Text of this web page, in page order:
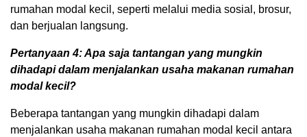
rumahan modal kecil, seperti melalui media sosial, brosur,
dan berjualan langsung.
Pertanyaan 4: Apa saja tantangan yang mungkin
dihadapi dalam menjalankan usaha makanan rumahan
modal kecil?
Beberapa tantangan yang mungkin dihadapi dalam
menjalankan usaha makanan rumahan modal kecil antara